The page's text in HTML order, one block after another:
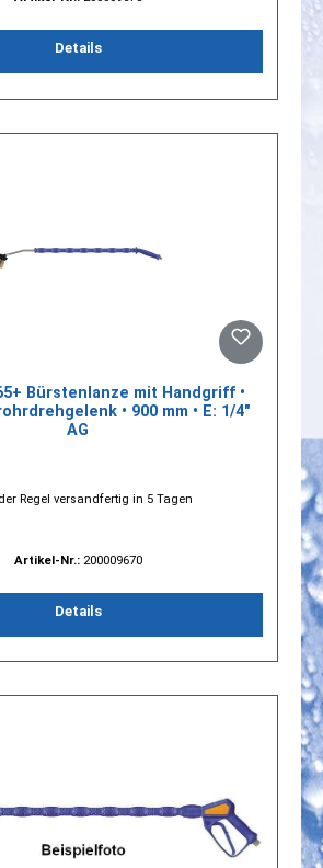
Details
Bürstenlanze mit Handgriff •
• 900 mm • E: 1/4"
AG
Regel versandfertig in 5 Tagen
Artikel-Nr.: 200009670
Details